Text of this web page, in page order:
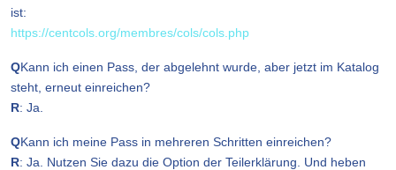
ist:
https://centcols.org/membres/cols/cols.php
QKann ich einen Pass, der abgelehnt wurde, aber jetzt im Katalog
steht, erneut einreichen?
R: Ja.
QKann ich meine Pass in mehreren Schritten einreichen?
R: Ja. Nutzen Sie dazu die Option der Teilerklärung. Und heben